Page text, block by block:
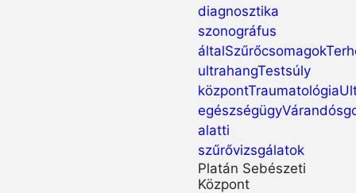
diagnosztika
szonográfus
általSzűrőcsomagok
ultrahangTestsúly
központTraumatológia
egészségügy
alatti
szűrővizsgálatok
Platán Sebészeti
Központ